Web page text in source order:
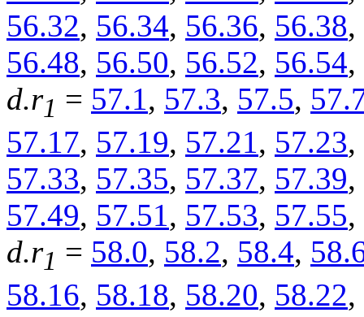
56.32, 56.34, 56.36, 56.38,
56.48, 56.50, 56.52, 56.54,
d.r1 = 57.1, 57.3, 57.5,
57.17, 57.19, 57.21, 57.23,
57.33, 57.35, 57.37, 57.39,
57.49, 57.51, 57.53, 57.55,
d.r1 = 58.0, 58.2, 58.4,
58.16, 58.18, 58.20, 58.22,